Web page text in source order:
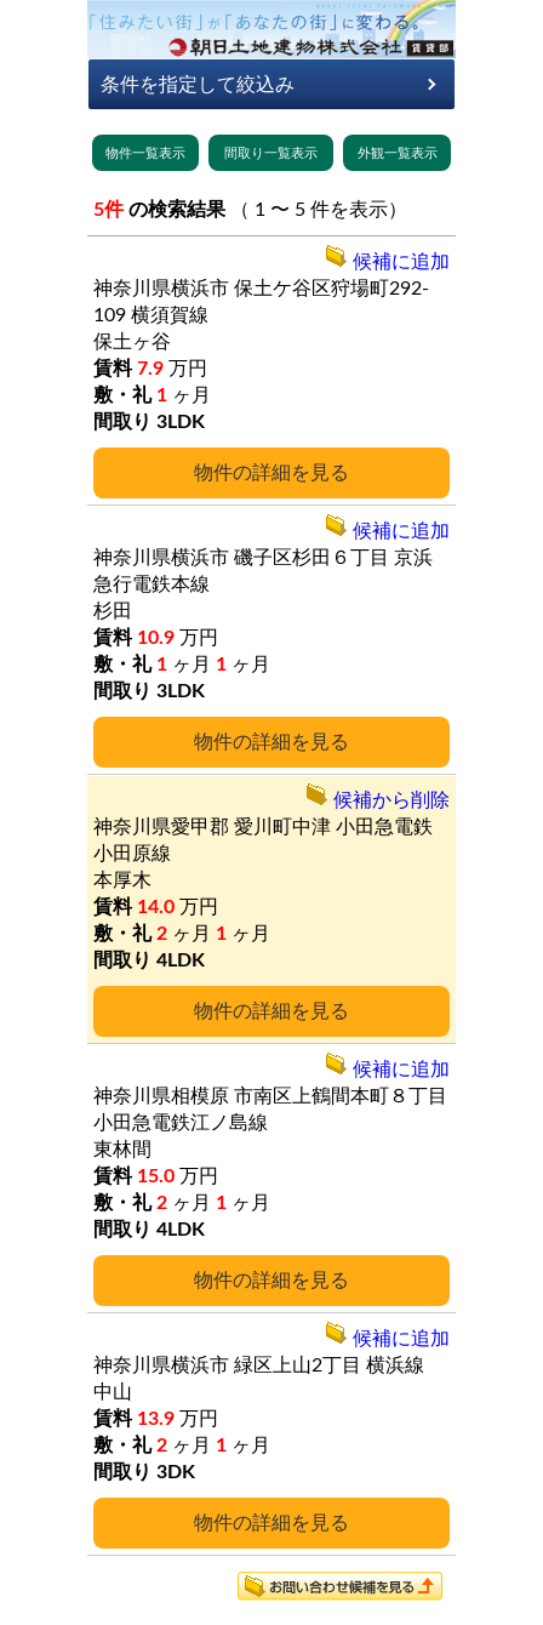
5件 の検索結果 （ 1 〜 5 件を表示）
詳細
神奈川県横浜市 保土ケ谷区狩場町292-
109 横須賀線
保土ヶ谷
7.9 万円
1 ヶ月
3LDK
候補に追加
詳細
神奈川県横浜市 磯子区杉田６丁目 京浜
急行電鉄本線
杉田
10.9 万円
1 ヶ月 1 ヶ月
3LDK
候補に追加
詳細
神奈川県愛甲郡 愛川町中津 小田急電鉄
小田原線
本厚木
14.0 万円
2 ヶ月 1 ヶ月
4LDK
候補から削除
詳細
神奈川県相模原 市南区上鶴間本町８丁目
小田急電鉄江ノ島線
東林間
15.0 万円
2 ヶ月 1 ヶ月
4LDK
候補に追加
詳細
神奈川県横浜市 緑区上山2丁目 横浜線
中山
13.9 万円
2 ヶ月 1 ヶ月
3DK
候補に追加